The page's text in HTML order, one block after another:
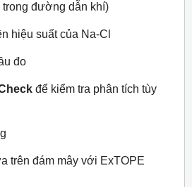
trong đường dẫn khí)
hiệu suất của Na-Cl
đo
để kiểm tra phân tích tùy
trên đám mây với ExTOPE